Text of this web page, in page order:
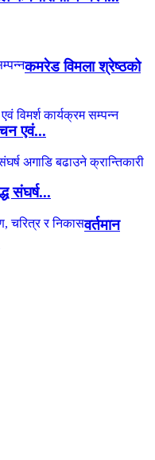
कमरेड विमला श्रेष्ठको
एवं...
संघर्ष...
वर्तमान